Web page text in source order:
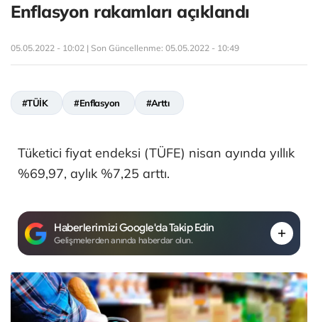
Enflasyon rakamları açıklandı
05.05.2022 - 10:02 | Son Güncellenme: 05.05.2022 - 10:49
#TÜİK #Enflasyon #Arttı
Tüketici fiyat endeksi (TÜFE) nisan ayında yıllık
%69,97, aylık %7,25 arttı.
Haberlerimizi Google'da Takip Edin
Gelişmelerden anında haberdar olun.